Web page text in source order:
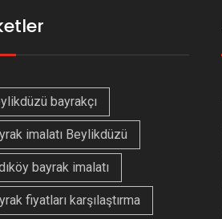
bayrakçı
imalatı Beylikdüzü
bayrak imalatı
fiyatları karşılaştırma